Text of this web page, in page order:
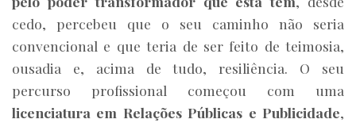
cedo, percebeu que o seu caminho não seria
convencional e que teria de ser feito de teimosia,
ousadia e, acima de tudo, resiliência. O seu
percurso profissional começou com uma
licenciatura em Relações Públicas e Publicidade,